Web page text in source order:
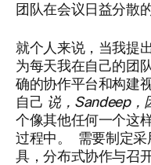
团队在会议日益分散
就个人来说，当我提
为每天我在自己的团
确的协作平台和构建
自己 说，Sandeep，
个像其他任何一个这
过程中。 需要制定采
具，分布式协作与召